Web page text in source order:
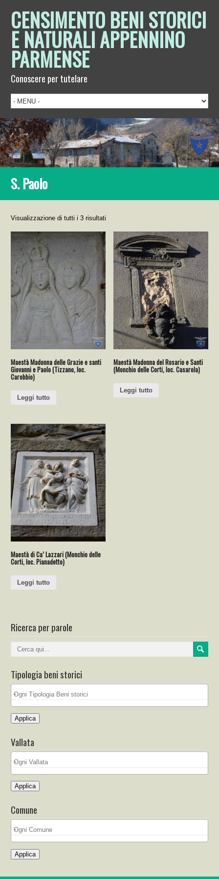
CENSIMENTO BENI STORICI
E NATURALI APPENNINO
PARMENSE
Conoscere per tutelare
S. Paolo
Visualizzazione di tutti i 3 risultati
Maestà Madonna delle Grazie e santi
Giovanni e Paolo (Tizzano, loc.
Carobbio)
Leggi tutto
Maestà Madonna del Rosario e Santi
(Monchio delle Corti, loc. Casarola)
Leggi tutto
Maestà di Ca’ Lazzari (Monchio delle
Corti, loc. Pianadetto)
Leggi tutto
Ricerca per parole
Tipologia beni storici
Applica
Vallata
Applica
Comune
Applica